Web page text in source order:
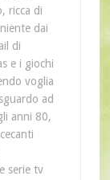
ricca di
dai
di
e i giochi
voglia
ad
anni 80,
serie tv